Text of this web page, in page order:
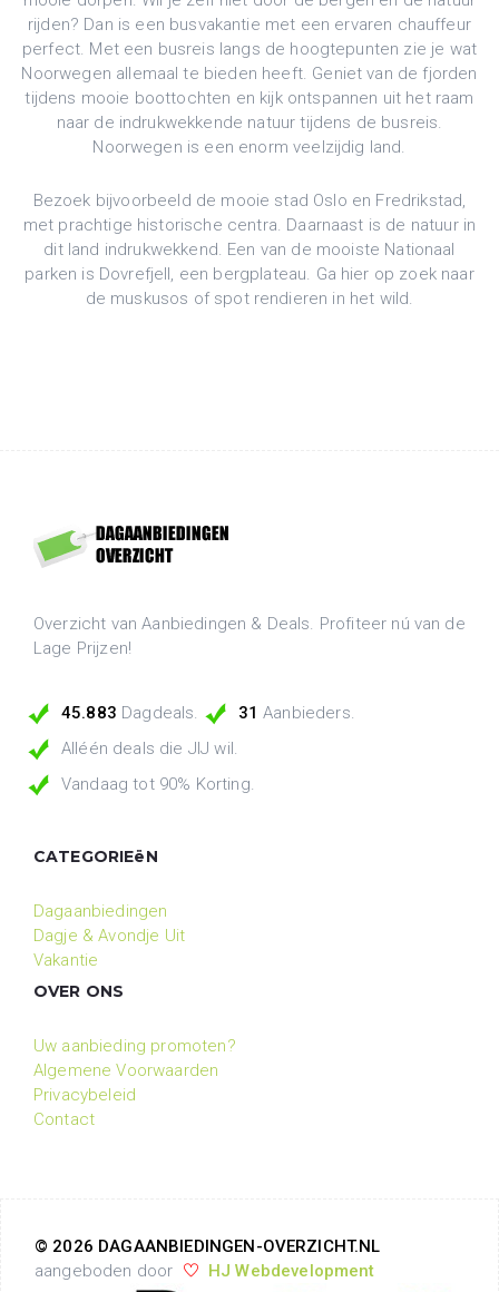
rijden? Dan is een busvakantie met een ervaren chauffeur
perfect. Met een busreis langs de hoogtepunten zie je wat
Noorwegen allemaal te bieden heeft. Geniet van de fjorden
tijdens mooie boottochten en kijk ontspannen uit het raam
naar de indrukwekkende natuur tijdens de busreis.
Noorwegen is een enorm veelzijdig land.
Bezoek bijvoorbeeld de mooie stad Oslo en Fredrikstad,
met prachtige historische centra. Daarnaast is de natuur in
dit land indrukwekkend. Een van de mooiste Nationaal
parken is Dovrefjell, een bergplateau. Ga hier op zoek naar
de muskusos of spot rendieren in het wild.
Overzicht van Aanbiedingen & Deals. Profiteer nú van de
Lage Prijzen!
45.883 Dagdeals. 31 Aanbieders.
Alléén deals die JIJ wil.
Vandaag tot 90% Korting.
CATEGORIEëN
Dagaanbiedingen
Dagje & Avondje Uit
Vakantie
OVER ONS
Uw aanbieding promoten?
Algemene Voorwaarden
Privacybeleid
Contact
© 2026 DAGAANBIEDINGEN-OVERZICHT.NL
aangeboden door
HJ Webdevelopment